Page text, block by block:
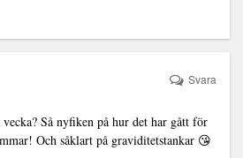
Så nyfiken på hur det har gått för
Och såklart på graviditetstankar 😘
Svara